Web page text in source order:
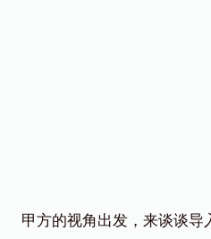
甲方的视角出发，来谈谈